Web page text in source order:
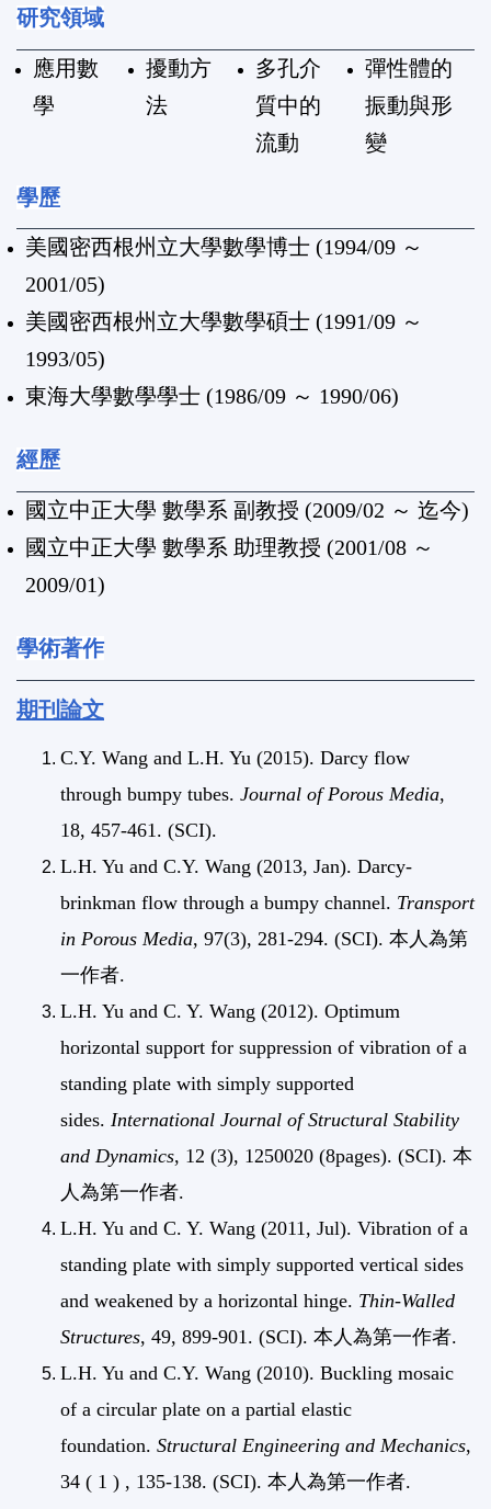
研究領域
應用數
學
擾動方
法
多孔介
質中的
流動
彈性體的
振動與形
變
學歷
美國密西根州立大學數學博士 (1994/09 ～
2001/05)
美國密西根州立大學數學碩士 (1991/09 ～
1993/05)
東海大學數學學士 (1986/09 ～ 1990/06)
經歷
國立中正大學 數學系 副教授 (2009/02 ～ 迄今)
國立中正大學 數學系 助理教授 (2001/08 ～
2009/01)
學術著作
期刊論文
C.Y. Wang and L.H. Yu (2015). Darcy flow
through bumpy tubes. Journal of Porous Media,
18, 457-461. (SCI).
L.H. Yu and C.Y. Wang (2013, Jan). Darcy-
brinkman flow through a bumpy channel. Transport
in Porous Media, 97(3), 281-294. (SCI). 本人為第
一作者.
L.H. Yu and C. Y. Wang (2012). Optimum
horizontal support for suppression of vibration of a
standing plate with simply supported
sides. International Journal of Structural Stability
and Dynamics, 12 (3), 1250020 (8pages). (SCI). 本
人為第一作者.
L.H. Yu and C. Y. Wang (2011, Jul). Vibration of a
standing plate with simply supported vertical sides
and weakened by a horizontal hinge. Thin-Walled
Structures, 49, 899-901. (SCI). 本人為第一作者.
L.H. Yu and C.Y. Wang (2010). Buckling mosaic
of a circular plate on a partial elastic
foundation. Structural Engineering and Mechanics,
34 ( 1 ) , 135-138. (SCI). 本人為第一作者.